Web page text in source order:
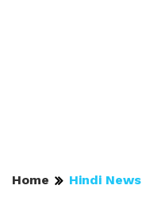
Home Hindi News